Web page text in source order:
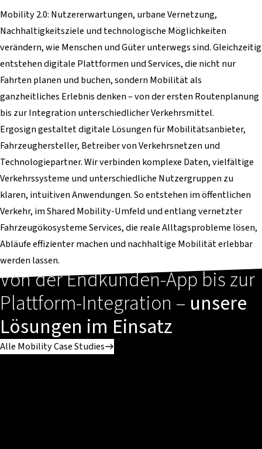
Mobility 2.0: Nutzererwartungen, urbane Vernetzung,
Nachhaltigkeitsziele und technologische Möglichkeiten
verändern, wie Menschen und Güter unterwegs sind. Gleichzeitig
entstehen digitale Plattformen und Services, die nicht nur
Fahrten planen und buchen, sondern Mobilität als
ganzheitliches Erlebnis denken – von der ersten Routenplanung
bis zur Integration unterschiedlicher Verkehrsmittel.
Ergosign gestaltet digitale Lösungen für Mobilitätsanbieter,
Fahrzeughersteller, Betreiber von Verkehrsnetzen und
Technologiepartner. Wir verbinden komplexe Daten, vielfältige
Verkehrssysteme und unterschiedliche Nutzergruppen zu
klaren, intuitiven Anwendungen. So entstehen im öffentlichen
Verkehr, im Shared Mobility-Umfeld und entlang vernetzter
Fahrzeugökosysteme Services, die reale Alltagsprobleme lösen,
Abläufe effizienter machen und nachhaltige Mobilität erlebbar
werden lassen.
Von der Endkunden-App bis zur
Plattform-Integration – unsere
Lösungen im Einsatz
Alle Mobility Case Studies